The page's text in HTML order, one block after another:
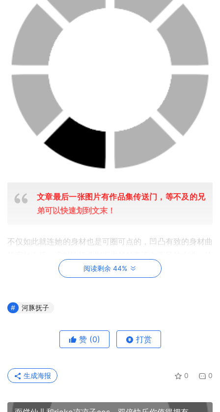
文章最后一张图片有作品集传送门，等不及的兄
弟可以快速划到文末！
不仅如此就连她的身材也是可圈可点的，凹凸有致的身材曲
标志的梨形身材简直就是皮皮奶的翻版，并且她的身躯内好
满诱惑力的胴体光有流口水的份，有着如此傲人的身材曲线
五花八门不同款式的服装更是频频上身，但在她的作品中你
保留的展示在镜头前，靠着这具充满年轻活力的躯体也让她
阅读剩余 44%
河豚抚子
赞 (0) 打赏
0 0
生成海报